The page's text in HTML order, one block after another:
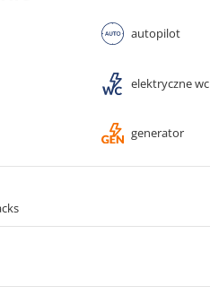
autopilot
elektryczne wc
generator